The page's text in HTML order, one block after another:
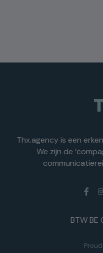
Thx.agency is een
We zijn de
BTW